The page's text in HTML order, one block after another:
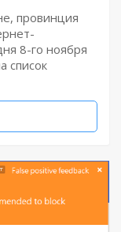
провинция
8-го ноября
список